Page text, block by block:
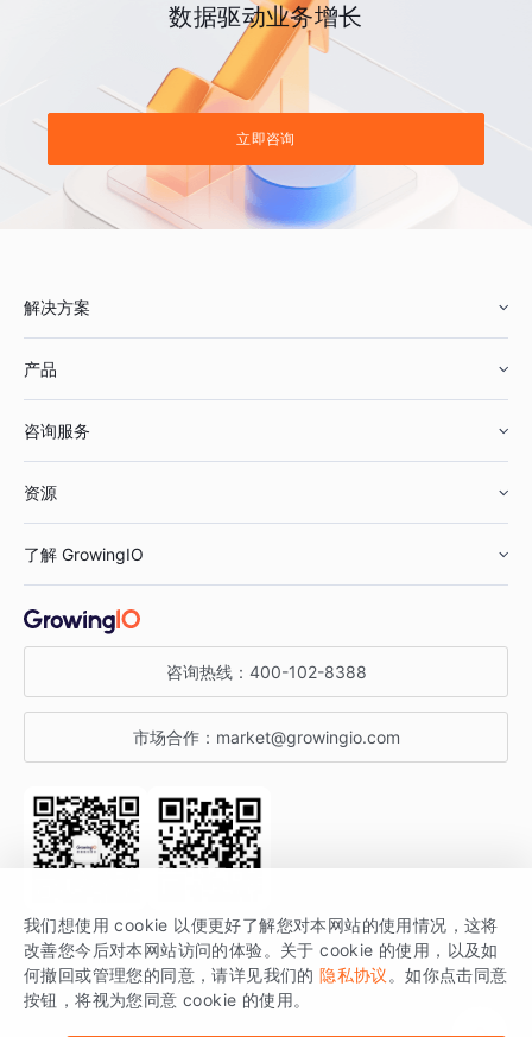
数据驱动业务增长
立即咨询
解决方案
鞋服行业
汽车行业
金融行业
产品
智能运营
获客分析
咨询服务
资源
增长公开课
增长博客
开发者文档
SDK 文档
场景指南
了解 GrowingIO
关于 GrowingIO
增长大会
行业活动
咨询热线： 400-102-8388
市场合作： market@growingio.com
关注公众号 获取更多干货
GrowingIO 是专注于数据智能分析与增长的品牌，核心平台为 GrowingIO
分析云。
我们想使用 cookie 以便更好了解您对本网站的使用情况，这将
改善您今后对本网站访问的体验。关于 cookie 的使用，以及如
何撤回或管理您的同意，请详见我们的 隐私协议 。如你点击同意
按钮，将视为您同意 cookie 的使用。